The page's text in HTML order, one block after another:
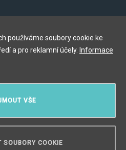
1
VŠE
COOKIE
používáme soubory cookie ke
a pro reklamní účely. Informace